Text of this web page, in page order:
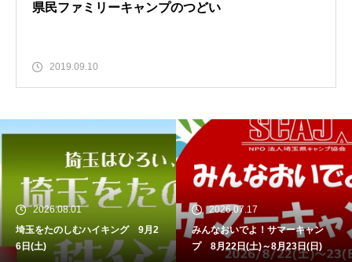
県民ファミリーキャンプのつどい
2019.09.10
2026.08.01
埼玉をたのしむハイキング 9月2
6日(土)
2026.07.17
みんなおいでよ！サマーキャン
プ 8月22日(土)～8月23日(日)